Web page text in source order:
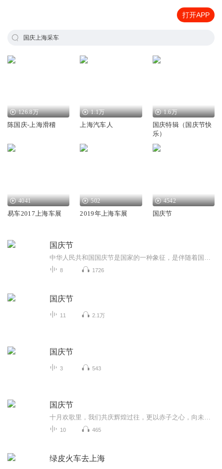
打开APP
国庆上海采车
126.8万
陈国庆-上海滑稽
1.1万
上海汽车人
1.6万
国庆特辑（国庆节快
乐）
4041
易车2017上海车展
502
2019年上海车展
4542
国庆节
国庆节
8 1726
国庆节
11 2.1万
国庆节
3 543
国庆节
10 465
绿皮火车去上海